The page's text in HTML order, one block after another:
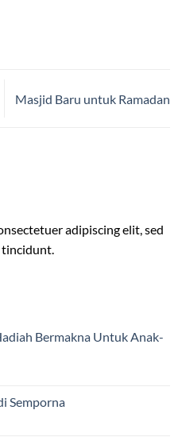
Masjid Baru untuk Ramadan
adipiscing elit, sed
Bermakna Untuk Anak-
Semporna